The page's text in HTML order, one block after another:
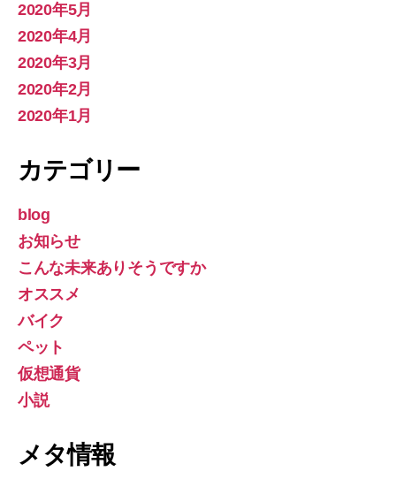
2020年5月
2020年4月
2020年3月
2020年2月
2020年1月
カテゴリー
blog
お知らせ
こんな未来ありそうですか
オススメ
バイク
ペット
仮想通貨
小説
メタ情報